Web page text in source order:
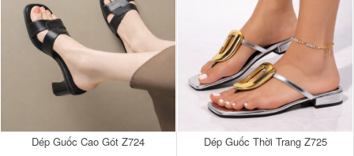
Dép Guốc Cao Gót Z724
Dép Guốc Thời Trang Z725